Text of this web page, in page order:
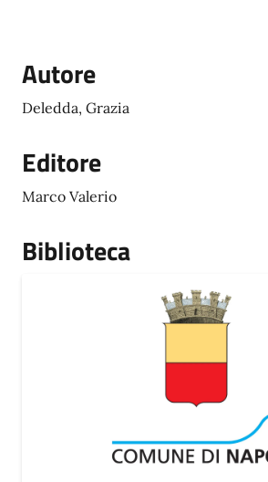
Autore
Deledda, Grazia
Editore
Marco Valerio
Biblioteca